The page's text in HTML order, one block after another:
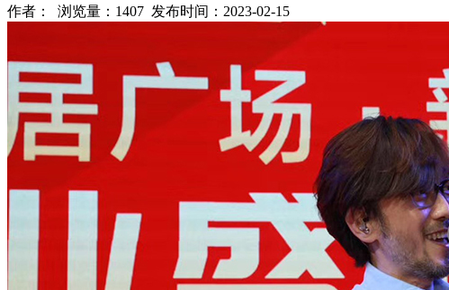
作者： 浏览量：1407 发布时间：2023-02-15